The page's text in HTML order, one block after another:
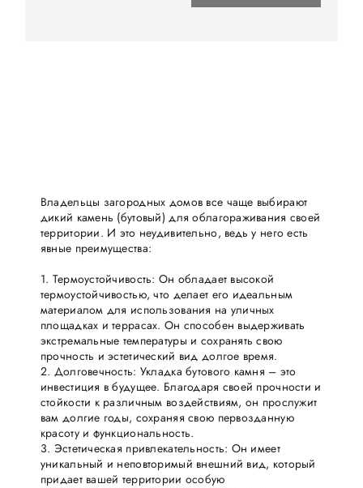
Владельцы загородных домов все чаще выбирают
дикий камень (бутовый) для облагораживания своей
территории. И это неудивительно, ведь у него есть
явные преимущества:
1. Термоустойчивость: Он обладает высокой
термоустойчивостью, что делает его идеальным
материалом для использования на уличных
площадках и террасах. Он способен выдерживать
экстремальные температуры и сохранять свою
прочность и эстетический вид долгое время.
2. Долговечность: Укладка бутового камня – это
инвестиция в будущее. Благодаря своей прочности и
стойкости к различным воздействиям, он прослужит
вам долгие годы, сохраняя свою первозданную
красоту и функциональность.
3. Эстетическая привлекательность: Он имеет
уникальный и неповторимый внешний вид, который
придает вашей территории особую